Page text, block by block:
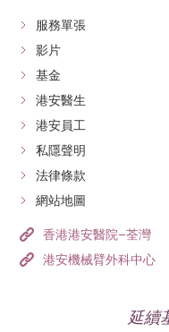
服務單張
影片
基金
港安醫生
港安員工
私隱聲明
法律條款
網站地圖
香港港安醫院–荃灣
港安機械臂外科中心
延續